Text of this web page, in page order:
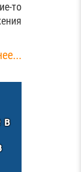
то
в